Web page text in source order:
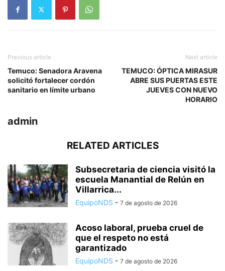
Previous article
Temuco: Senadora Aravena
solicitó fortalecer cordón
sanitario en límite urbano
Next article
TEMUCO: ÓPTICA MIRASUR
ABRE SUS PUERTAS ESTE
JUEVES CON NUEVO
HORARIO
admin
RELATED ARTICLES
Subsecretaria de ciencia visitó la
escuela Manantial de Relún en
Villarrica...
EquipoNDS - 7 de agosto de 2026
Acoso laboral, prueba cruel de
que el respeto no está
garantizado
EquipoNDS - 7 de agosto de 2026